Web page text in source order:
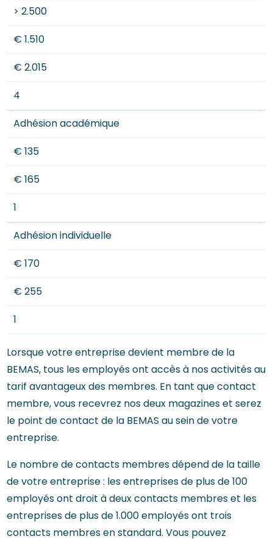
> 2.500
€ 1.510
€ 2.015
4
Adhésion académique
€ 135
€ 165
1
Adhésion individuelle
€ 170
€ 255
1
Lorsque votre entreprise devient membre de la
BEMAS, tous les employés ont accès à nos activités au
tarif avantageux des membres. En tant que contact
membre, vous recevrez nos deux magazines et serez
le point de contact de la BEMAS au sein de votre
entreprise.
Le nombre de contacts membres dépend de la taille
de votre entreprise : les entreprises de plus de 100
employés ont droit à deux contacts membres et les
entreprises de plus de 1.000 employés ont trois
contacts membres en standard. Vous pouvez